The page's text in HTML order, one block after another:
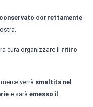
conservato correttamente
cura organizzare il ritiro
verrà smaltita nel
e sarà emesso il